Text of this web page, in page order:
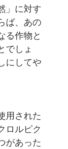
」に対す
ば、あの
る作物と
でしょ
にしてや
用された
ロルピク
があった